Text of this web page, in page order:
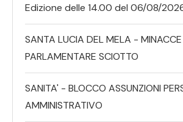
Edizione delle 14.00 del 06/08/
SANTA LUCIA DEL MELA -
PARLAMENTARE SCIOTTO
SANITA' - BLOCCO ASSUNZIONI
AMMINISTRATIVO